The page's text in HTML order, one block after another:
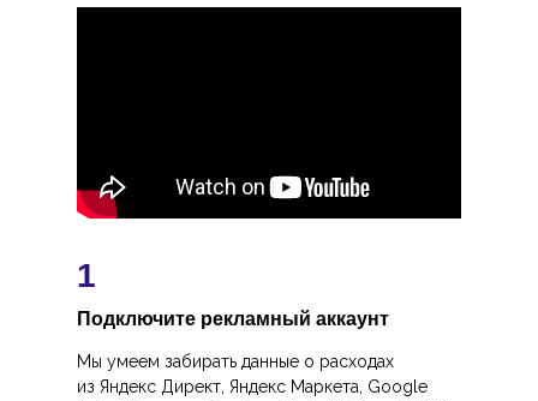
1
Подключите рекламный аккаунт
Мы умеем забирать данные о расходах
из Яндекс Директ, Яндекс Маркета, Google